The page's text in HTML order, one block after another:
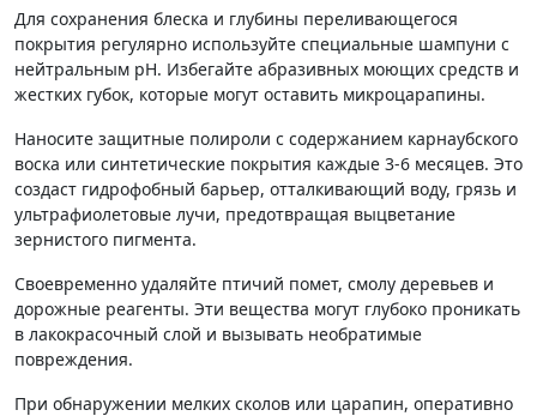
Для сохранения блеска и глубины переливающегося
покрытия регулярно используйте специальные шампуни с
нейтральным pH. Избегайте абразивных моющих средств и
жестких губок, которые могут оставить микроцарапины.
Наносите защитные полироли с содержанием карнаубского
воска или синтетические покрытия каждые 3-6 месяцев. Это
создаст гидрофобный барьер, отталкивающий воду, грязь и
ультрафиолетовые лучи, предотвращая выцветание
зернистого пигмента.
Своевременно удаляйте птичий помет, смолу деревьев и
дорожные реагенты. Эти вещества могут глубоко проникать
в лакокрасочный слой и вызывать необратимые
повреждения.
При обнаружении мелких сколов или царапин, оперативно